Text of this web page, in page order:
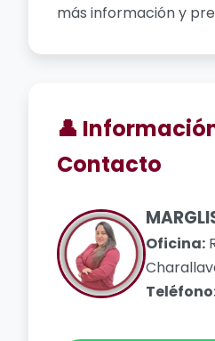
más información y
👤
Contacto
Oficina: